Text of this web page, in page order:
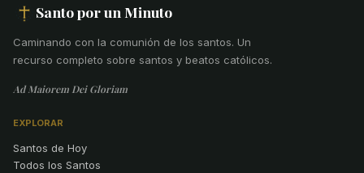
Santo por un Minuto
Caminando con la comunión de los santos. Un
recurso completo sobre santos y beatos católicos.
Ad Maiorem Dei Gloriam
EXPLORAR
Santos de Hoy
Todos los Santos